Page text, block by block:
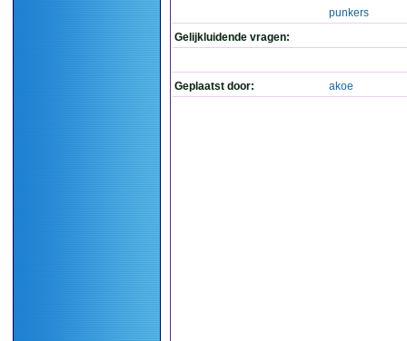
punkers
Gelijkluidende vragen:
Geplaatst door: akoe